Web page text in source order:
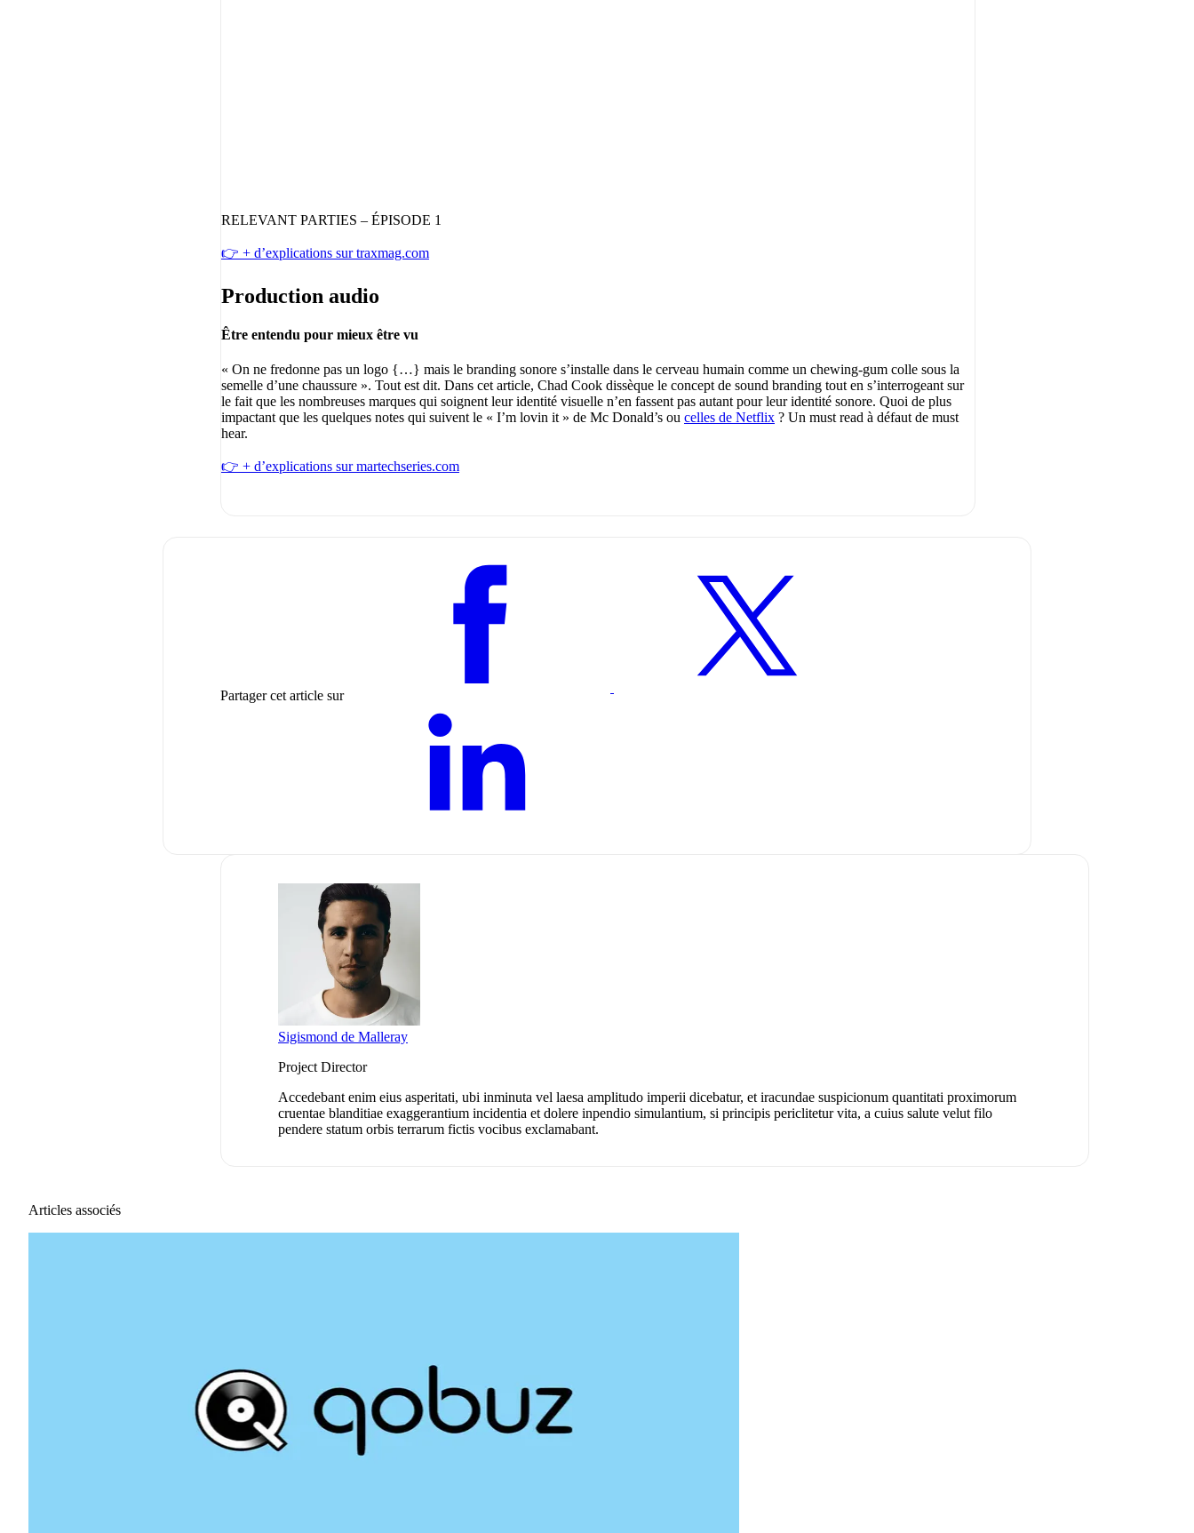
RELEVANT PARTIES – ÉPISODE 1
👉 + d’explications sur traxmag.com
Production audio
Être entendu pour mieux être vu
« On ne fredonne pas un logo {…} mais le branding sonore s’installe dans le cerveau humain comme un chewing-gum colle sous la
semelle d’une chaussure ». Tout est dit. Dans cet article, Chad Cook dissèque le concept de sound branding tout en s’interrogeant sur
le fait que les nombreuses marques qui soignent leur identité visuelle n’en fassent pas autant pour leur identité sonore. Quoi de plus
impactant que les quelques notes qui suivent le « I’m lovin it » de Mc Donald’s ou celles de Netflix ? Un must read à défaut de must
hear.
👉 + d’explications sur martechseries.com
Partager cet article sur
Sigismond de Malleray
Project Director
Accedebant enim eius asperitati, ubi inminuta vel laesa amplitudo imperii dicebatur, et iracundae suspicionum quantitati proximorum
cruentae blanditiae exaggerantium incidentia et dolere inpendio simulantium, si principis periclitetur vita, a cuius salute velut filo
pendere statum orbis terrarum fictis vocibus exclamabant.
Articles associés